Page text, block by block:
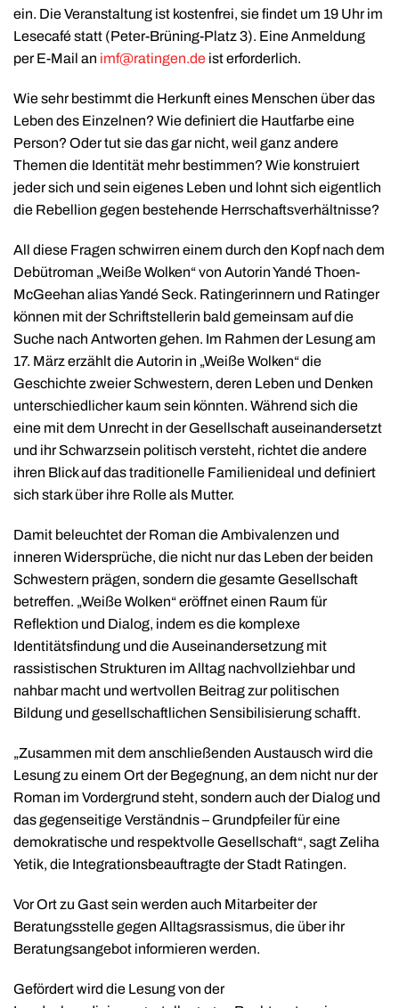
ein. Die Veranstaltung ist kostenfrei, sie findet um 19 Uhr im
Lesecafé statt (Peter-Brüning-Platz 3). Eine Anmeldung
per E-Mail an imf@ratingen.de ist erforderlich.
Wie sehr bestimmt die Herkunft eines Menschen über das
Leben des Einzelnen? Wie definiert die Hautfarbe eine
Person? Oder tut sie das gar nicht, weil ganz andere
Themen die Identität mehr bestimmen? Wie konstruiert
jeder sich und sein eigenes Leben und lohnt sich eigentlich
die Rebellion gegen bestehende Herrschaftsverhältnisse?
All diese Fragen schwirren einem durch den Kopf nach dem
Debütroman „Weiße Wolken“ von Autorin Yandé Thoen-
McGeehan alias Yandé Seck. Ratingerinnern und Ratinger
können mit der Schriftstellerin bald gemeinsam auf die
Suche nach Antworten gehen. Im Rahmen der Lesung am
17. März erzählt die Autorin in „Weiße Wolken“ die
Geschichte zweier Schwestern, deren Leben und Denken
unterschiedlicher kaum sein könnten. Während sich die
eine mit dem Unrecht in der Gesellschaft auseinandersetzt
und ihr Schwarzsein politisch versteht, richtet die andere
ihren Blick auf das traditionelle Familienideal und definiert
sich stark über ihre Rolle als Mutter.
Damit beleuchtet der Roman die Ambivalenzen und
inneren Widersprüche, die nicht nur das Leben der beiden
Schwestern prägen, sondern die gesamte Gesellschaft
betreffen. „Weiße Wolken“ eröffnet einen Raum für
Reflektion und Dialog, indem es die komplexe
Identitätsfindung und die Auseinandersetzung mit
rassistischen Strukturen im Alltag nachvollziehbar und
nahbar macht und wertvollen Beitrag zur politischen
Bildung und gesellschaftlichen Sensibilisierung schafft.
„Zusammen mit dem anschließenden Austausch wird die
Lesung zu einem Ort der Begegnung, an dem nicht nur der
Roman im Vordergrund steht, sondern auch der Dialog und
das gegenseitige Verständnis – Grundpfeiler für eine
demokratische und respektvolle Gesellschaft“, sagt Zeliha
Yetik, die Integrationsbeauftragte der Stadt Ratingen.
Vor Ort zu Gast sein werden auch Mitarbeiter der
Beratungsstelle gegen Alltagsrassismus, die über ihr
Beratungsangebot informieren werden.
Gefördert wird die Lesung von der